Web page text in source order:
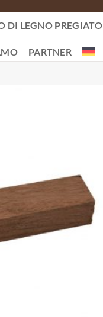
DI LEGNO PREGIATO
PARTNER